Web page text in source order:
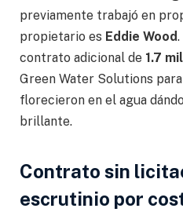
previamente trabajó en
propietario es Eddie Wood
contrato adicional de 1.7
Green Water Solutions
florecieron en el agua
brillante.
Contrato sin
escrutinio por